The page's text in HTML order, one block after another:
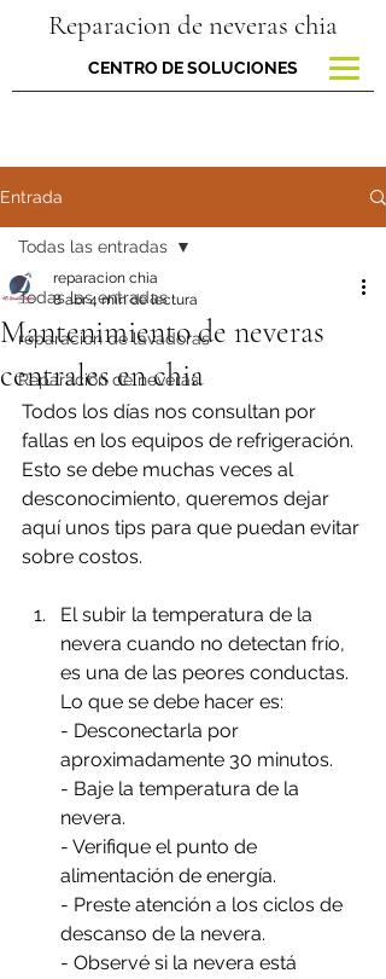
Reparacion de neveras chia
CENTRO DE SOLUCIONES
Entrada
Todas las entradas
reparacion de lavadoras
Reparación de neveras
Todas las entradas
Mantenimiento de neveras
centrales en chia
reparacion chia
8 abr4 min de lectura
Todos los días nos consultan por
fallas en los equipos de refrigeración.
Esto se debe muchas veces al
desconocimiento, queremos dejar
aquí unos tips para que puedan evitar
sobre costos.
El subir la temperatura de la
nevera cuando no detectan frío,
es una de las peores conductas.
Lo que se debe hacer es:
- Desconectarla por
aproximadamente 30 minutos.
- Baje la temperatura de la
nevera.
- Verifique el punto de
alimentación de energía.
- Preste atención a los ciclos de
descanso de la nevera.
- Observé si la nevera está